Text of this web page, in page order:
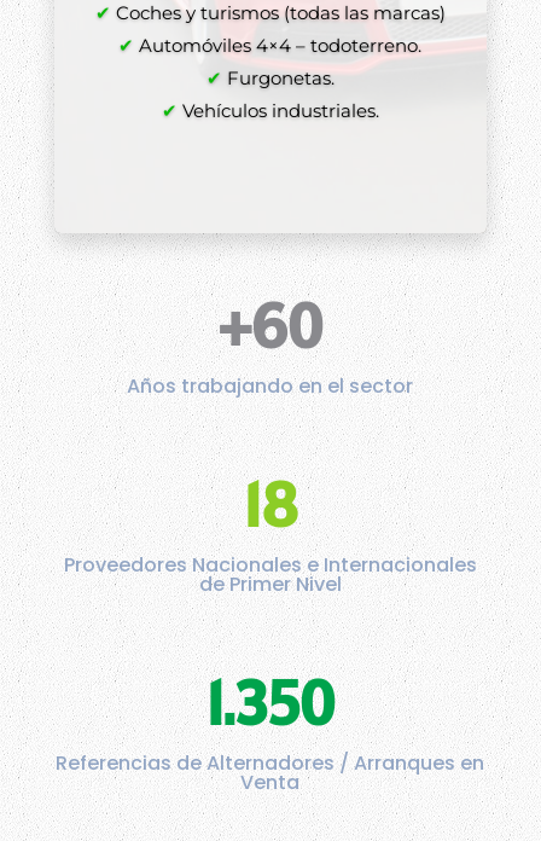
✔ Coches y turismos (todas las marcas)
✔ Automóviles 4×4 – todoterreno.
✔ Furgonetas.
✔ Vehículos industriales.
+60
Años trabajando en el sector
18
Proveedores Nacionales e Internacionales
de Primer Nivel
1.350
Referencias de Alternadores / Arranques en
Venta